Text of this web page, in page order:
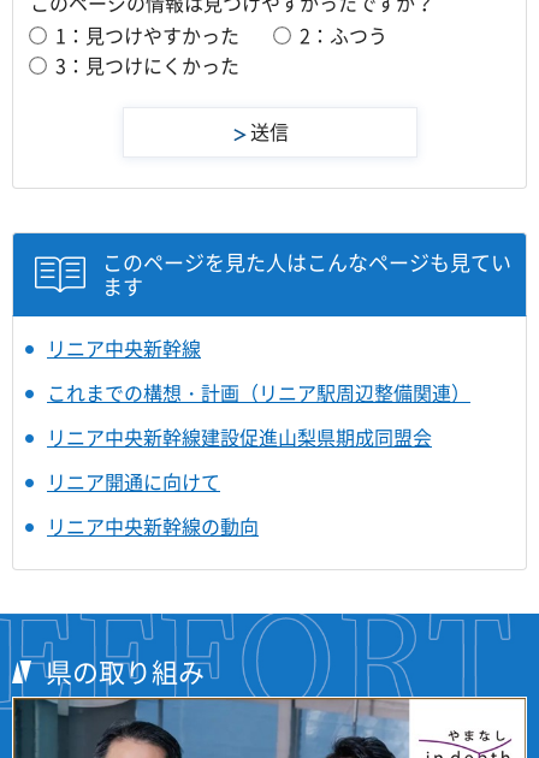
1：見つけやすかった
2：ふつう
3：見つけにくかった
このページを見た人はこんなページも見てい
ます
リニア中央新幹線
これまでの構想・計画（リニア駅周辺整備関連）
リニア中央新幹線建設促進山梨県期成同盟会
リニア開通に向けて
リニア中央新幹線の動向
県の取り組み